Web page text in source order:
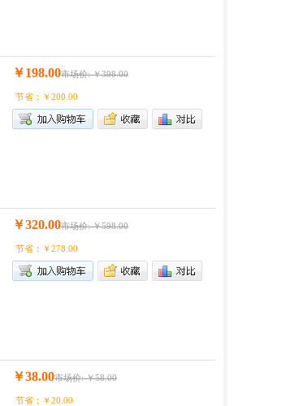
￥198.00市场价: ￥398.00
节省：￥200.00
￥320.00市场价: ￥598.00
节省：￥278.00
￥38.00市场价: ￥58.00
节省：￥20.00